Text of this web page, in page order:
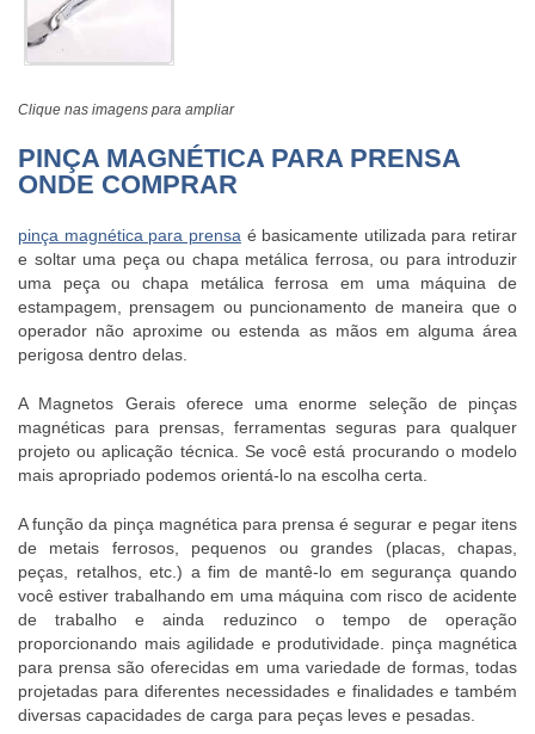
Clique nas imagens para ampliar
PINÇA MAGNÉTICA PARA PRENSA
ONDE COMPRAR
pinça magnética para prensa é basicamente utilizada para retirar
e soltar uma peça ou chapa metálica ferrosa, ou para introduzir
uma peça ou chapa metálica ferrosa em uma máquina de
estampagem, prensagem ou puncionamento de maneira que o
operador não aproxime ou estenda as mãos em alguma área
perigosa dentro delas.
A Magnetos Gerais oferece uma enorme seleção de pinças
magnéticas para prensas, ferramentas seguras para qualquer
projeto ou aplicação técnica. Se você está procurando o modelo
mais apropriado podemos orientá-lo na escolha certa.
A função da pinça magnética para prensa é segurar e pegar itens
de metais ferrosos, pequenos ou grandes (placas, chapas,
peças, retalhos, etc.) a fim de mantê-lo em segurança quando
você estiver trabalhando em uma máquina com risco de acidente
de trabalho e ainda reduzinco o tempo de operação
proporcionando mais agilidade e produtividade. pinça magnética
para prensa são oferecidas em uma variedade de formas, todas
projetadas para diferentes necessidades e finalidades e também
diversas capacidades de carga para peças leves e pesadas.